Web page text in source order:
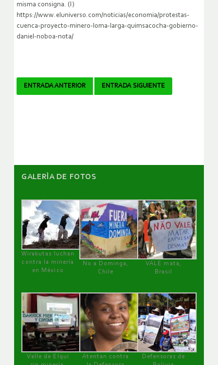
misma consigna. (I)
https://www.eluniverso.com/noticias/economia/protestas-
cuenca-proyecto-minero-loma-larga-quimsacocha-gobierno-
daniel-noboa-nota/
Navegador
ENTRADA ANTERIOR ENTRADA SIGUIENTE
GALERÌA DE FOTOS
Wirakutas luchan
contra la minería
en México
No a Dominga,
Chile
VALE mata,
Brasil
Valle de Elqui
Atentan contra
Defensoras de